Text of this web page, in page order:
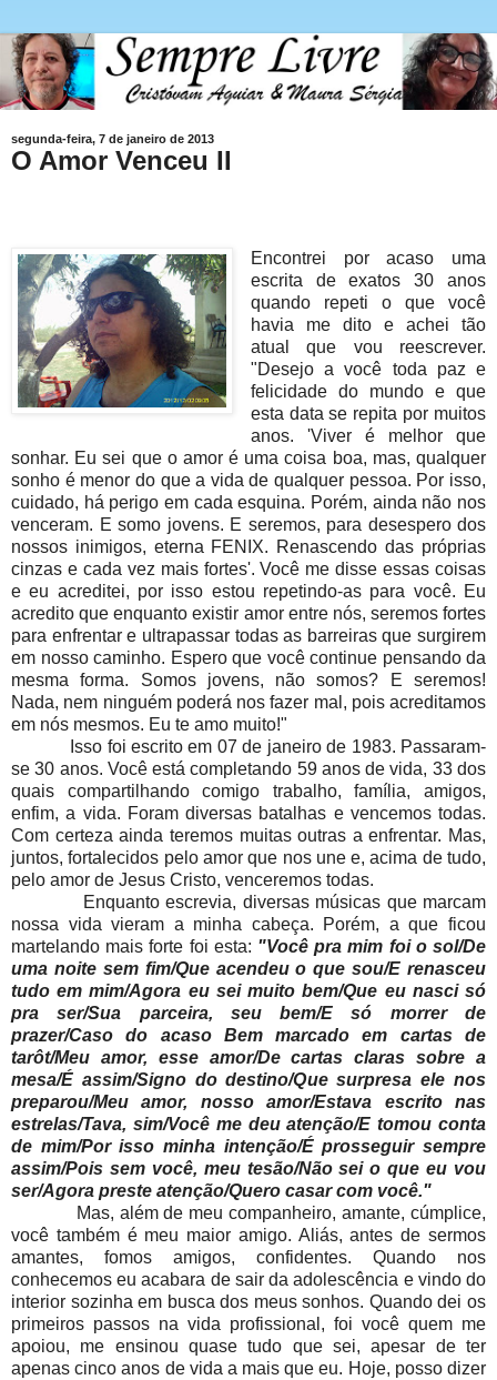
segunda-feira, 7 de janeiro de 2013
O Amor Venceu II
Encontrei por acaso uma
escrita de exatos 30 anos
quando repeti o que você
havia me dito e achei tão
atual que vou reescrever.
"Desejo a você toda paz e
felicidade do mundo e que
esta data se repita por muitos
anos. 'Viver é melhor que
sonhar. Eu sei que o amor é uma coisa boa, mas, qualquer
sonho é menor do que a vida de qualquer pessoa. Por isso,
cuidado, há perigo em cada esquina. Porém, ainda não nos
venceram. E somo jovens. E seremos, para desespero dos
nossos inimigos, eterna FENIX. Renascendo das próprias
cinzas e cada vez mais fortes'. Você me disse essas coisas
e eu acreditei, por isso estou repetindo-as para você. Eu
acredito que enquanto existir amor entre nós, seremos fortes
para enfrentar e ultrapassar todas as barreiras que surgirem
em nosso caminho. Espero que você continue pensando da
mesma forma. Somos jovens, não somos? E seremos!
Nada, nem ninguém poderá nos fazer mal, pois acreditamos
em nós mesmos. Eu te amo muito!"
Isso foi escrito em 07 de janeiro de 1983. Passaram-
se 30 anos. Você está completando 59 anos de vida, 33 dos
quais compartilhando comigo trabalho, família, amigos,
enfim, a vida. Foram diversas batalhas e vencemos todas.
Com certeza ainda teremos muitas outras a enfrentar. Mas,
juntos, fortalecidos pelo amor que nos une e, acima de tudo,
pelo amor de Jesus Cristo, venceremos todas.
Enquanto escrevia, diversas músicas que marcam
nossa vida vieram a minha cabeça. Porém, a que ficou
martelando mais forte foi esta: "Você pra mim foi o sol/De
uma noite sem fim/Que acendeu o que sou/E renasceu
tudo em mim/Agora eu sei muito bem/Que eu nasci só
pra ser/Sua parceira, seu bem/E só morrer de
prazer/Caso do acaso Bem marcado em cartas de
tarôt/Meu amor, esse amor/De cartas claras sobre a
mesa/É assim/Signo do destino/Que surpresa ele nos
preparou/Meu amor, nosso amor/Estava escrito nas
estrelas/Tava, sim/Você me deu atenção/E tomou conta
de mim/Por isso minha intenção/É prosseguir sempre
assim/Pois sem você, meu tesão/Não sei o que eu vou
ser/Agora preste atenção/Quero casar com você."
Mas, além de meu companheiro, amante, cúmplice,
você também é meu maior amigo. Aliás, antes de sermos
amantes, fomos amigos, confidentes. Quando nos
conhecemos eu acabara de sair da adolescência e vindo do
interior sozinha em busca dos meus sonhos. Quando dei os
primeiros passos na vida profissional, foi você quem me
apoiou, me ensinou quase tudo que sei, apesar de ter
apenas cinco anos de vida a mais que eu. Hoje, posso dizer